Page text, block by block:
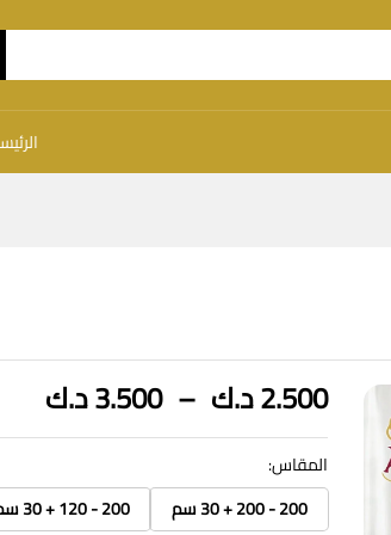
2.500د.ك –
3.500د.ك
من
المقاس:
200 - 200 + 30 سم
200 - 120 + 30 سم